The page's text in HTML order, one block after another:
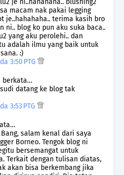
macam nak pakai legging
je..hahahaha.. terima kasih bro
ni.. blog ko pun aku suka baca..
yang aku perolehi.. dan
adalah ilmu yang baik untuk
:)
3:50 PTG
berkata…
datang ke blog tak
3:53 PTG
salam kenal dari saya
Borneo. Tengok blog ni
bersemangat untuk
Terkait dengan tulisan diatas,
akan bisa berkembang jika